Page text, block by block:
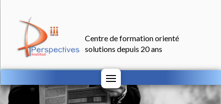
Centre de formation orienté
solutions depuis 20 ans